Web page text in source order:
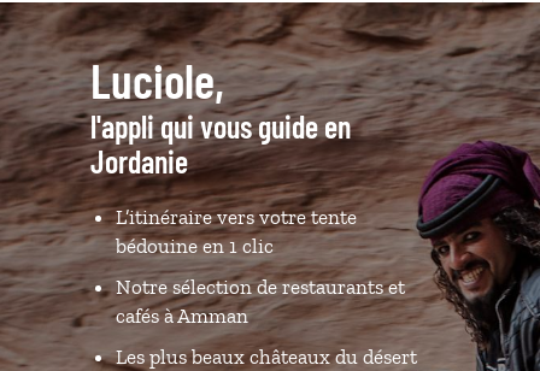
Luciole,
l'appli qui vous guide en
Jordanie
L’itinéraire vers votre tente
bédouine en 1 clic
Notre sélection de restaurants et
cafés à Amman
Les plus beaux châteaux du désert